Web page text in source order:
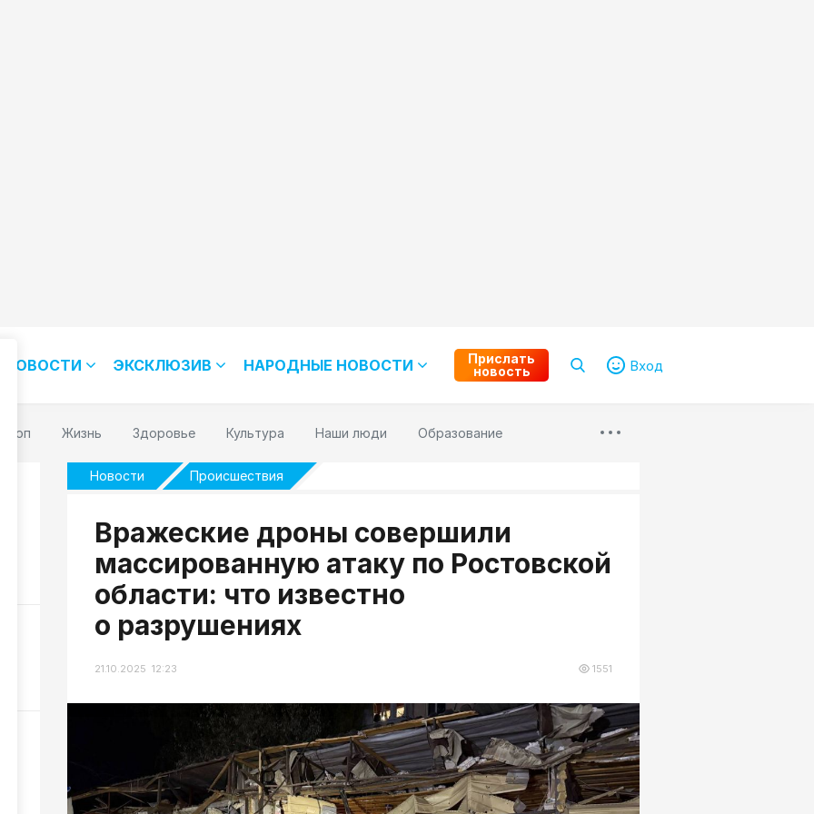
НОВОСТИ ЭКСКЛЮЗИВ НАРОДНЫЕ НОВОСТИ
Прислать
новость
Вход
Жизнь Здоровье Культура Наши люди Образование
Новости Происшествия
Вражеские дроны совершили
массированную атаку по Ростовской
области: что известно
о разрушениях
21.10.2025 12:23 1551